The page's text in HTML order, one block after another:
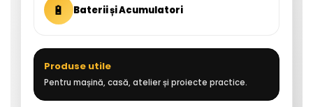
🔋 Baterii și Acumulatori
Produse utile
Pentru mașină, casă, atelier și proiecte practice.